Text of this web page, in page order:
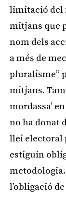
limitació del
mitjans que
nom dels
a més de
pluralisme”
mitjans.
mordassa’
no ha donat
llei electoral
estiguin
l’obligació